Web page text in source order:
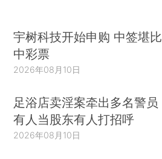
宇树科技开始申购 中签堪比
中彩票
2026年08月10日
足浴店卖淫案牵出多名警员
有人当股东有人打招呼
2026年08月10日